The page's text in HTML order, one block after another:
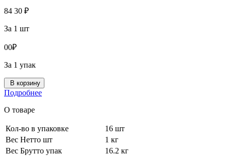
84 30 ₽
За 1 шт
00₽
За 1 упак
В корзину
Подробнее
О товаре
Кол-во в упаковке
16 шт
Вес Нетто шт
1 кг
Вес Брутто упак
16.2 кг